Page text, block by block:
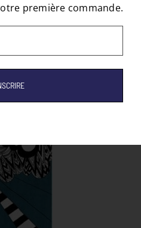
première commande.